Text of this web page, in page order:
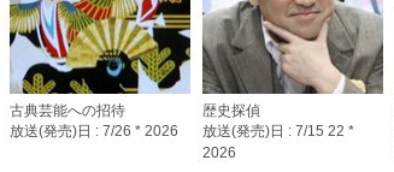
古典芸能への招待
放送(発売)日 : 7/26 * 2026
歴史探偵
放送(発売)日 : 7/15 22 *
2026